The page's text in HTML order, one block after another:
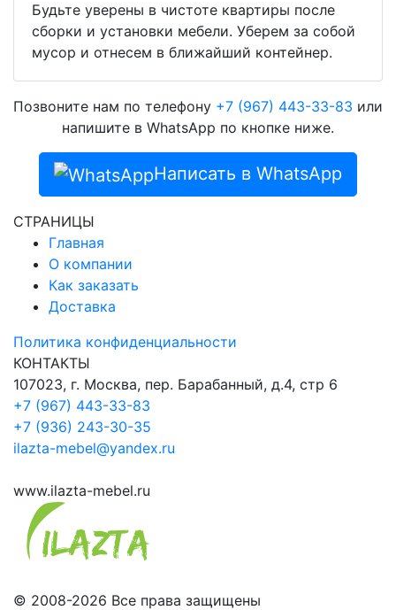
Будьте уверены в чистоте квартиры после
сборки и установки мебели. Уберем за собой
мусор и отнесем в ближайший контейнер.
Позвоните нам по телефону +7 (967) 443-33-83 или
напишите в WhatsApp по кнопке ниже.
Написать в WhatsApp
СТРАНИЦЫ
Главная
О компании
Как заказать
Доставка
Политика конфиденциальности
КОНТАКТЫ
107023, г. Москва, пер. Барабанный, д.4, стр 6
+7 (967) 443-33-83
+7 (936) 243-30-35
ilazta-mebel@yandex.ru
www.ilazta-mebel.ru
© 2008-2026 Все права защищены